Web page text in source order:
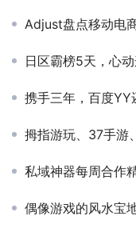
Adjust盘点移动电
日区霸榜5天，心动这
携手三年，百度YY
拇指游玩、37手游、游莱互动、
私域神器每周合作精选No.147｜高薪招实
偶像游戏的风水宝地